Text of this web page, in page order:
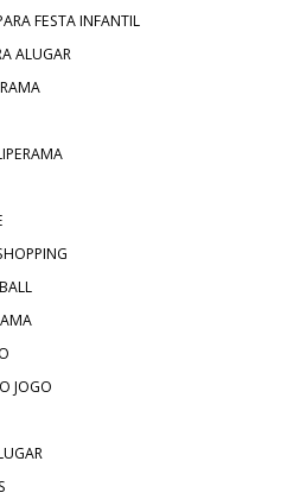
FESTA INFANTIL
ALUGAR
JOGO